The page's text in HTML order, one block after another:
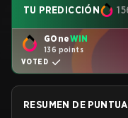
TU PREDICCIÓN
GOneWIN
136 points
VOTED
RESUMEN DE